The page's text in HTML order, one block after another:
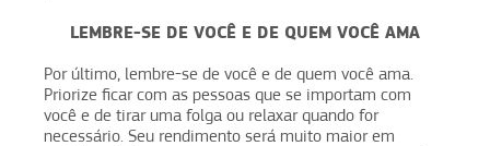
LEMBRE-SE DE VOCÊ E DE QUEM VOCÊ AMA
Por último, lembre-se de você e de quem você ama.
Priorize ficar com as pessoas que se importam com
você e de tirar uma folga ou relaxar quando for
necessário. Seu rendimento será muito maior em